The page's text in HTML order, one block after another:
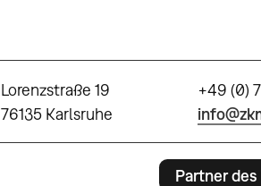
Lorenzstraße 19
76135 Karlsruhe
+49 (0)
Partner